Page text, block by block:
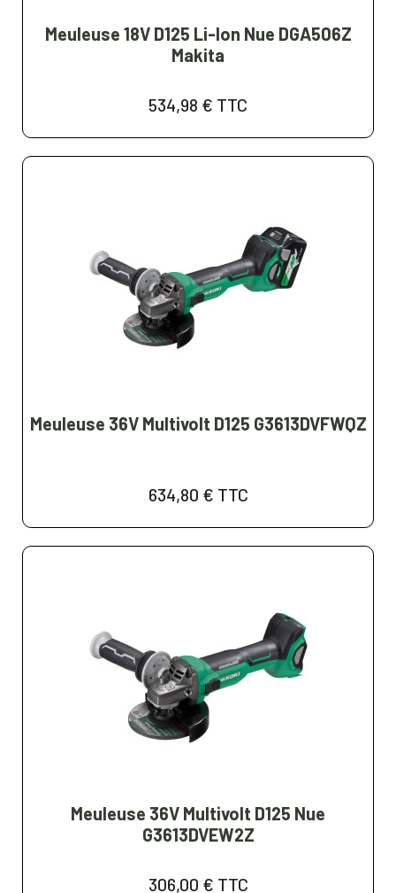
Meuleuse 18V D125 Li-Ion Nue DGA506Z
Makita
534,98 € TTC
Meuleuse 36V Multivolt D125 G3613DVFWQZ
634,80 € TTC
Meuleuse 36V Multivolt D125 Nue
G3613DVEW2Z
306,00 € TTC